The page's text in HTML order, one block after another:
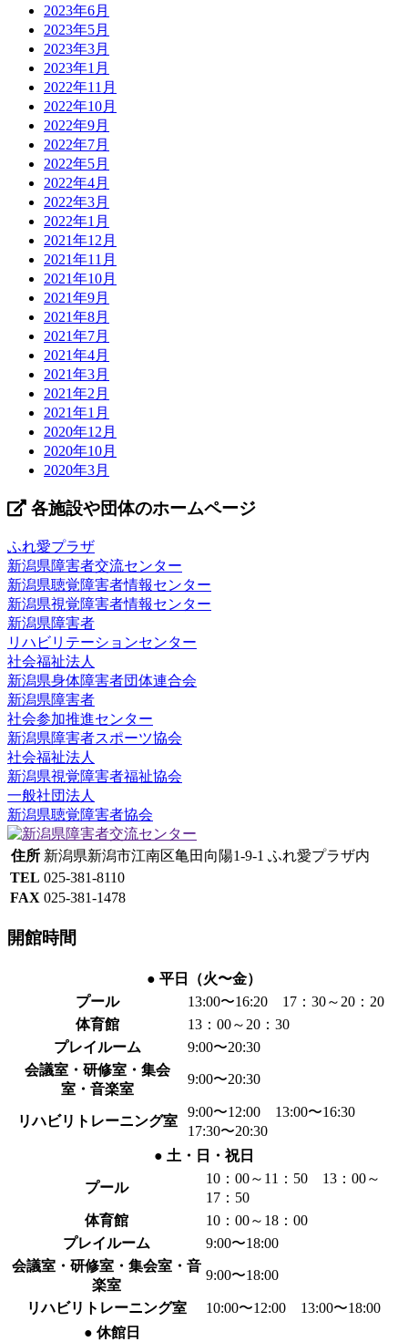
2023年6月
2023年5月
2023年3月
2023年1月
2022年11月
2022年10月
2022年9月
2022年7月
2022年5月
2022年4月
2022年3月
2022年1月
2021年12月
2021年11月
2021年10月
2021年9月
2021年8月
2021年7月
2021年4月
2021年3月
2021年2月
2021年1月
2020年12月
2020年10月
2020年3月
各施設や団体のホームページ
ふれ愛プラザ
新潟県障害者交流センター
新潟県聴覚障害者情報センター
新潟県視覚障害者情報センター
新潟県障害者
リハビリテーションセンター
社会福祉法人
新潟県身体障害者団体連合会
新潟県障害者
社会参加推進センター
新潟県障害者スポーツ協会
社会福祉法人
新潟県視覚障害者福祉協会
一般社団法人
新潟県聴覚障害者協会
住所 新潟県新潟市江南区亀田向陽1-9-1 ふれ愛プラザ内
TEL 025-381-8110
FAX 025-381-1478
開館時間
● 平日（火〜金）
プール
13:00〜16:20 17：30～20：20
体育館
13：00～20：30
プレイルーム
9:00〜20:30
会議室・研修室・集会
室・音楽室
9:00〜20:30
リハビリトレーニング室
9:00〜12:00 13:00〜16:30
17:30〜20:30
● 土・日・祝日
プール
10：00～11：50 13：00～
17：50
体育館
10：00～18：00
プレイルーム
9:00〜18:00
会議室・研修室・集会室・音
楽室
9:00〜18:00
リハビリトレーニング室
10:00〜12:00 13:00〜18:00
● 休館日